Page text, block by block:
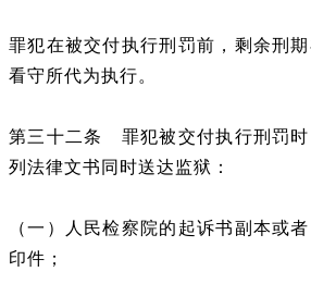
罪犯在被交付执行刑罚前，剩余刑
看守所代为执行。
第三十二条 罪犯被交付执行刑罚时
列法律文书同时送达监狱：
（一）人民检察院的起诉书副本或
印件；